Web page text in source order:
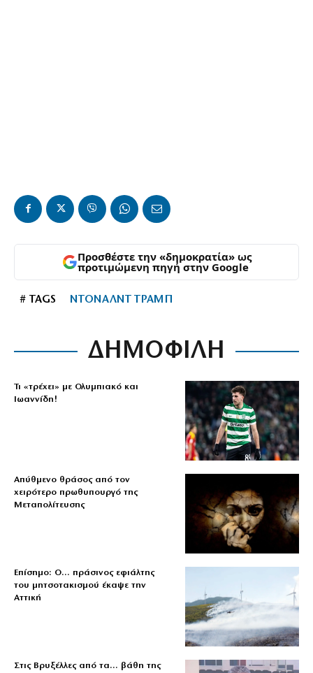
Προσθέστε την «δημοκρατία» ως
προτιμώμενη πηγή στην Google
# TAGS ΝΤΟΝΑΛΝΤ ΤΡΑΜΠ
ΔΗΜΟΦΙΛΗ
Τι «τρέχει» με Ολυμπιακό και
Ιωαννίδη!
Απύθμενο θράσος από τον
χειρότερο πρωθυπουργό της
Μεταπολίτευσης
Επίσημο: Ο… πράσινος εφιάλτης
του μητσοτακισμού έκαψε την
Αττική
Στις Βρυξέλλες από τα… βάθη της